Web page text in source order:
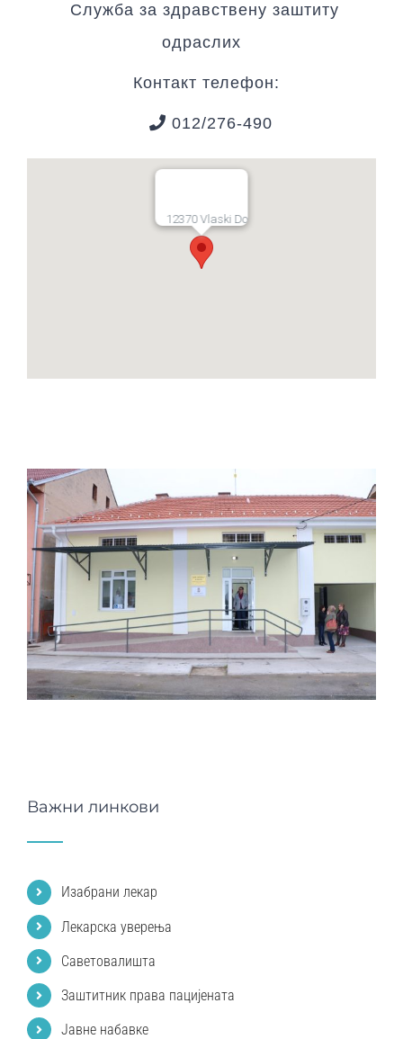
Служба за здравствену заштиту
одраслих
Контакт телефон:
012/276-490
12370 Vlaski Do
Важни линкови
Изабрани лекар
Лекарска уверења
Саветовалишта
Заштитник права пацијената
Јавне набавке